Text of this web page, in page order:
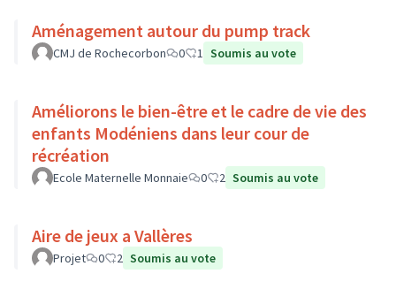
Aménagement autour du pump track
CMJ de Rochecorbon 0 1 Soumis au vote
Améliorons le bien-être et le cadre de vie des
enfants Modéniens dans leur cour de
récréation
Ecole Maternelle Monnaie 0 2 Soumis au vote
Aire de jeux a Vallères
Projet 0 2 Soumis au vote